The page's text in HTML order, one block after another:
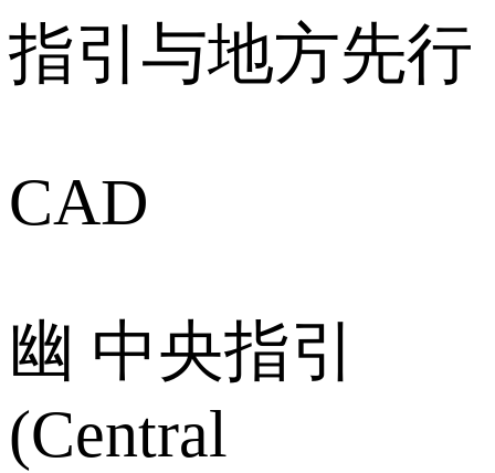
指引与地方先行
CAD
幽 中央指引
(Central